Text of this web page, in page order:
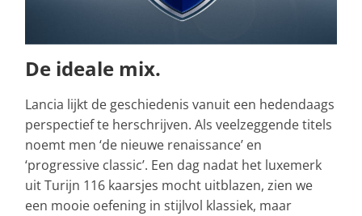
De ideale mix.
Lancia lijkt de geschiedenis vanuit een hedendaags
perspectief te herschrijven. Als veelzeggende titels
noemt men ‘de nieuwe renaissance’ en
‘progressive classic’. Een dag nadat het luxemerk
uit Turijn 116 kaarsjes mocht uitblazen, zien we
een mooie oefening in stijlvol klassiek, maar